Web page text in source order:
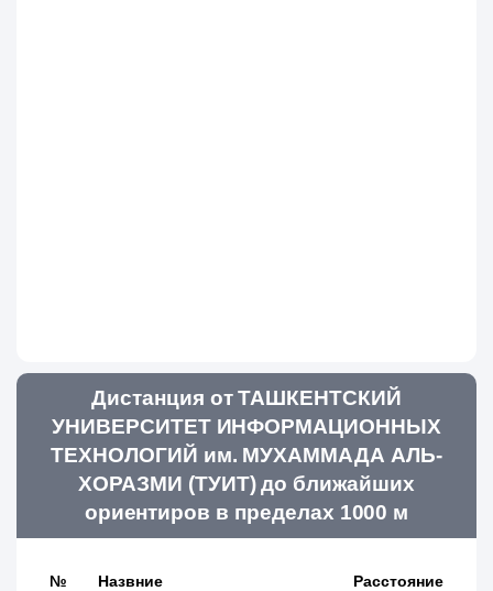
Дистанция от ТАШКЕНТСКИЙ
УНИВЕРСИТЕТ ИНФОРМАЦИОННЫХ
ТЕХНОЛОГИЙ им. МУХАММАДА АЛЬ-
ХОРАЗМИ (ТУИТ) до ближайших
ориентиров в пределах 1000 м
№ Назвние Расстояние